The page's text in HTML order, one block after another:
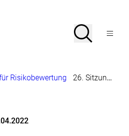
Suche
SucheMenü
Risikobewertung 26. Sitzung der